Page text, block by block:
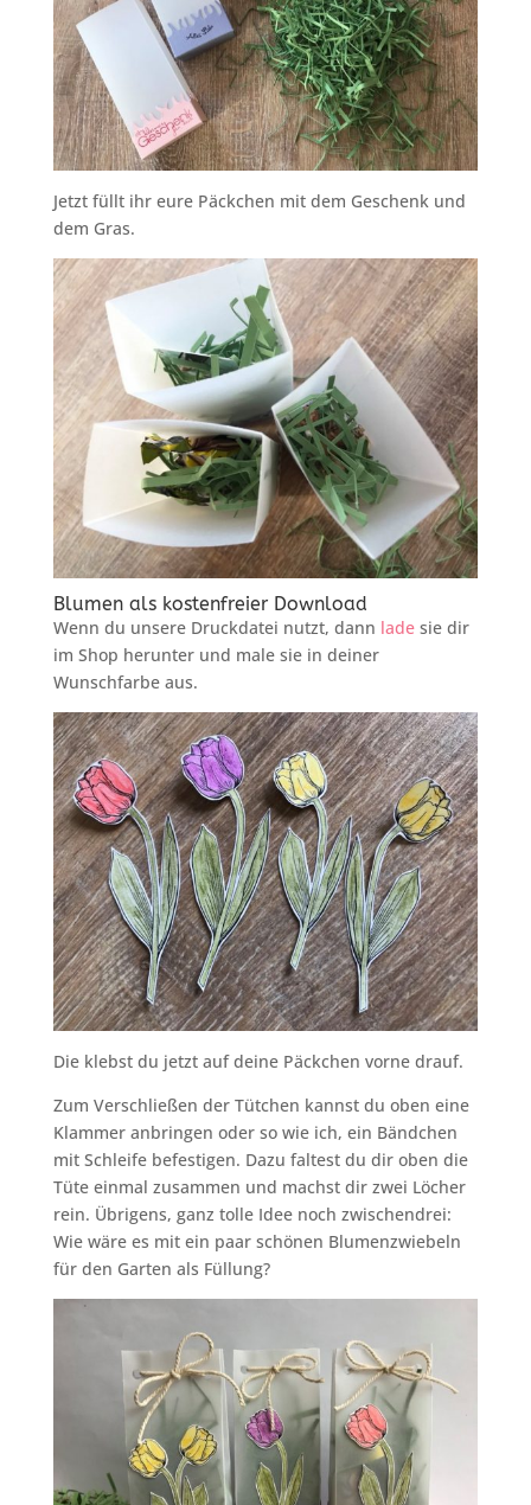
Jetzt füllt ihr eure Päckchen mit dem Geschenk und
dem Gras.
Blumen als kostenfreier Download
Wenn du unsere Druckdatei nutzt, dann ladesie dir
im Shop herunter und male sie in deiner
Wunschfarbe aus.
Die klebst du jetzt auf deine Päckchen vorne drauf.
Zum Verschließen der Tütchen kannst du oben eine
Klammer anbringen oder so wie ich, ein Bändchen
mit Schleife befestigen. Dazu faltest du dir oben die
Tüte einmal zusammen und machst dir zwei Löcher
rein. Übrigens, ganz tolle Idee noch zwischendrei:
Wie wäre es mit ein paar schönen Blumenzwiebeln
für den Garten als Füllung?